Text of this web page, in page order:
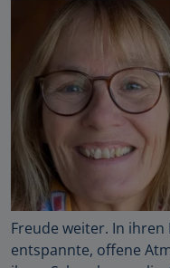
Freude weiter. In
entspannte, offene